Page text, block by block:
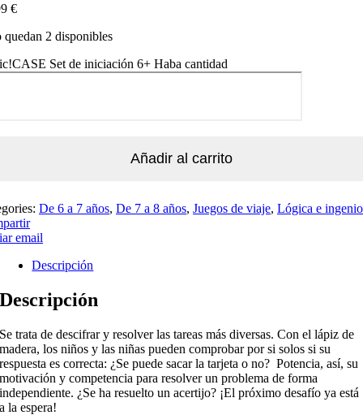
€
quedan 2 disponibles
Set de iniciación 6+ Haba cantidad
Añadir al carrito
De 6 a 7 años, De 7 a 8 años, Juegos de viaje, Lógica e ingenio
email
Descripción
Descripción
Se trata de descifrar y resolver las tareas más diversas. Con el lápiz de
madera, los niños y las niñas pueden comprobar por si solos si su
respuesta es correcta: ¿Se puede sacar la tarjeta o no? Potencia, así, su
motivación y competencia para resolver un problema de forma
independiente. ¿Se ha resuelto un acertijo? ¡El próximo desafío ya está
a la espera!